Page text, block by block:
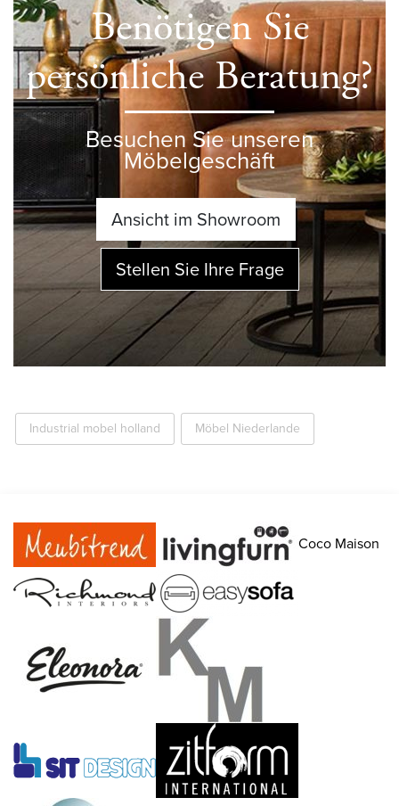
Benötigen Sie
persönliche Beratung?
Besuchen Sie unseren
Möbelgeschäft
Ansicht im Showroom
Stellen Sie Ihre Frage
Industrial mobel holland Möbel Niederlande
Coco Maison